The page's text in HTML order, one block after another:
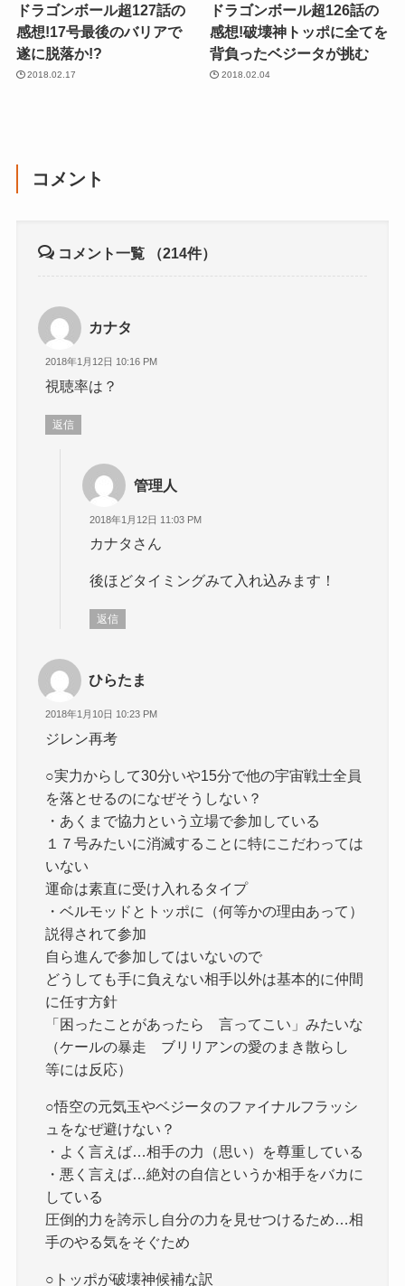
ドラゴンボール超127話の
感想!17号最後のバリアで
遂に脱落か!?
2018.02.17
ドラゴンボール超126話の
感想!破壊神トッポに全てを
背負ったベジータが挑む
2018.02.04
コメント
コメント一覧 （214件）
カナタ
2018年1月12日 10:16 PM
視聴率は？
返信
管理人
2018年1月12日 11:03 PM
カナタさん
後ほどタイミングみて入れ込みます！
返信
ひらたま
2018年1月10日 10:23 PM
ジレン再考
○実力からして30分いや15分で他の宇宙戦士全員
を落とせるのになぜそうしない？
・あくまで協力という立場で参加している
１７号みたいに消滅することに特にこだわっては
いない
運命は素直に受け入れるタイプ
・ベルモッドとトッポに（何等かの理由あって）
説得されて参加
自ら進んで参加してはいないので
どうしても手に負えない相手以外は基本的に仲間
に任す方針
「困ったことがあったら 言ってこい」みたいな
（ケールの暴走 ブリリアンの愛のまき散らし
等には反応）
○悟空の元気玉やベジータのファイナルフラッシ
ュをなぜ避けない？
・よく言えば…相手の力（思い）を尊重している
・悪く言えば…絶対の自信というか相手をバカに
している
圧倒的力を誇示し自分の力を見せつけるため…相
手のやる気をそぐため
○トッポが破壊神候補な訳